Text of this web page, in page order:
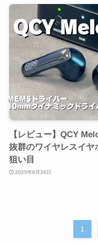
【レビュー】QCY
抜群のワイヤレスイヤ
狙い目
2025年8月26日
1